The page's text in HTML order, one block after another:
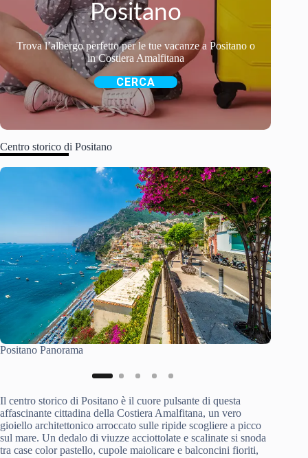
Positano
Trova l’albergo perfetto per le tue vacanze a Positano o
in Costiera Amalfitana
CERCA
Centro storico di Positano
Positano Panorama
Il centro storico di Positano è il cuore pulsante di questa
affascinante cittadina della Costiera Amalfitana, un vero
gioiello architettonico arroccato sulle ripide scogliere a picco
sul mare. Un dedalo di viuzze acciottolate e scalinate si snoda
tra case color pastello, cupole maiolicare e balconcini fioriti,